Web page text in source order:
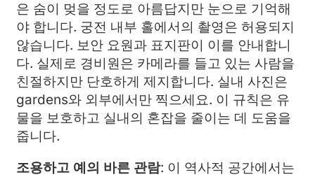
은 숨이 멎을 정도로 아름답지만 눈으로 기억해
야 합니다. 궁전 내부 홀에서의 촬영은 허용되지
않습니다. 보안 요원과 표지판이 이를 안내합니
다. 실제로 경비원은 카메라를 들고 있는 사람을
친절하지만 단호하게 제지합니다. 실내 사진은
gardens와 외부에서만 찍으세요. 이 규칙은 유
물을 보호하고 실내의 혼잡을 줄이는 데 도움을
줍니다.
조용하고 예의 바른 관람: 이 역사적 공간에서는